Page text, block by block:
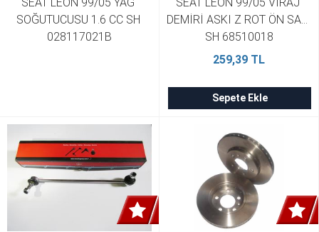
SOĞUTUCUSU 1.6 CC SH
028117021B
DEMİRİ ASKI Z ROT ÖN SAĞ
SH 68510018
259,39 TL
Sepete Ekle